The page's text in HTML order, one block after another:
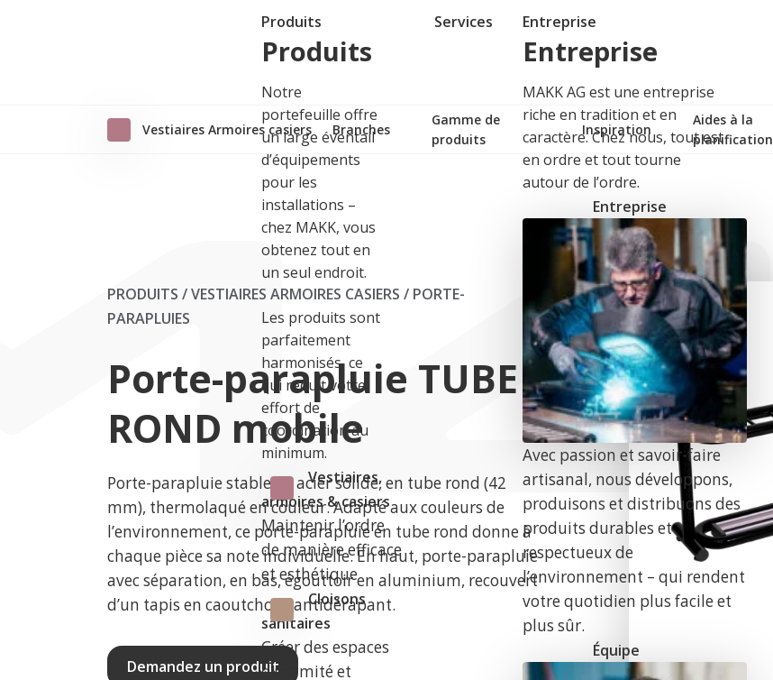
Produits
Produits
Notre
portefeuille offre
un large éventail
d’équipements
pour les
installations –
chez MAKK, vous
obtenez tout en
un seul endroit.
Les produits sont
parfaitement
harmonisés, ce
qui réduit votre
effort de
coordination au
minimum.
Vestiaires,
armoires & casiers
Maintenir l’ordre
de manière efficace
et esthétique
Cloisons
sanitaires
Créer des espaces
d’intimité et
Services Entreprise
Entreprise
MAKK AG est une entreprise
riche en tradition et en
caractère. Chez nous, tout est
en ordre et tout tourne
autour de l’ordre.
Entreprise
Avec passion et savoir-faire
artisanal, nous développons,
produisons et distribuons des
produits durables et
respectueux de
l’environnement – qui rendent
votre quotidien plus facile et
plus sûr.
Équipe
Vestiaires Armoires casiers Branches
Gamme de
produits
Inspiration
Aides à la
planification
PRODUITS / VESTIAIRES ARMOIRES CASIERS / PORTE-
PARAPLUIES
Porte-parapluie TUBE
ROND mobile
Porte-parapluie stable en acier solide, en tube rond (42
mm), thermolaqué en couleur. Adapté aux couleurs de
l’environnement, ce porte-parapluie en tube rond donne à
chaque pièce sa note individuelle. En haut, porte-parapluie
avec séparation, en bas, égouttoir en aluminium, recouvert
d’un tapis en caoutchouc antidérapant.
Demandez un produit